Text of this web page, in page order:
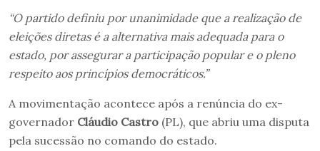
“O partido definiu por unanimidade que a realização de
eleições diretas é a alternativa mais adequada para o
estado, por assegurar a participação popular e o pleno
respeito aos princípios democráticos.”
A movimentação acontece após a renúncia do ex-
governador Cláudio Castro (PL), que abriu uma disputa
pela sucessão no comando do estado.